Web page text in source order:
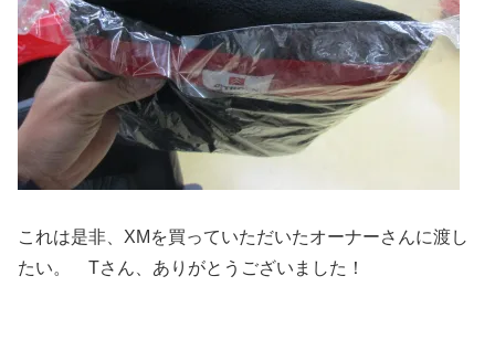
これは是非、XMを買っていただいたオーナーさんに渡し
たい。 Tさん、ありがとうございました！